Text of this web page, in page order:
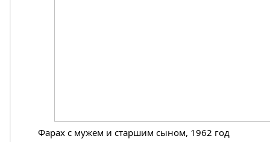
Фарах с мужем и старшим сыном, 1962 год